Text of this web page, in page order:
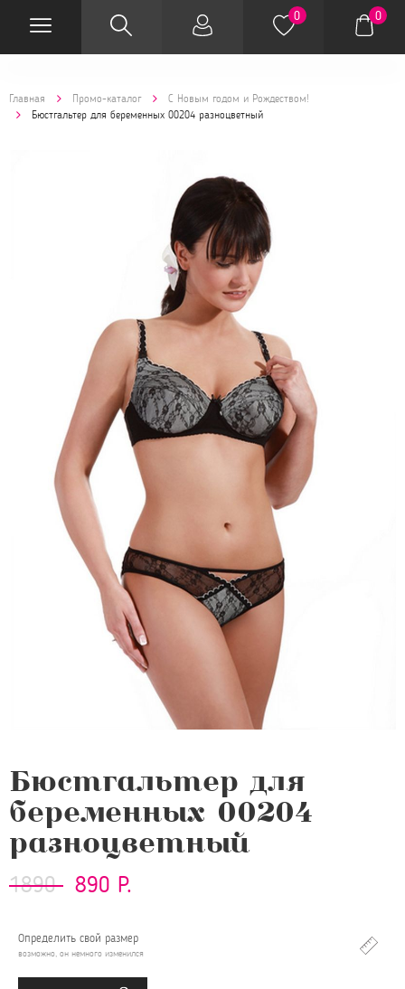
0 0
Главная Промо-каталог
С Новым годом и Рождеством!
Бюстгальтер для беременных 00204 разноцветный
Бюстгальтер для
беременных 00204
разноцветный
1890 890 Р.
Определить свой размер
возможно, он немного изменился